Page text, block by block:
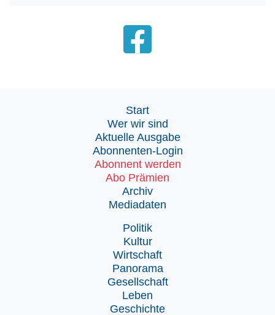
Start
Wer wir sind
Aktuelle Ausgabe
Abonnenten-Login
Abonnent werden
Abo Prämien
Archiv
Mediadaten
Politik
Kultur
Wirtschaft
Panorama
Gesellschaft
Leben
Geschichte